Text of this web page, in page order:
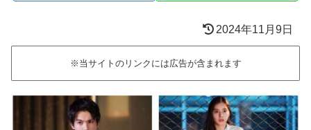
2024年11月9日
※当サイトのリンクには広告が含まれます